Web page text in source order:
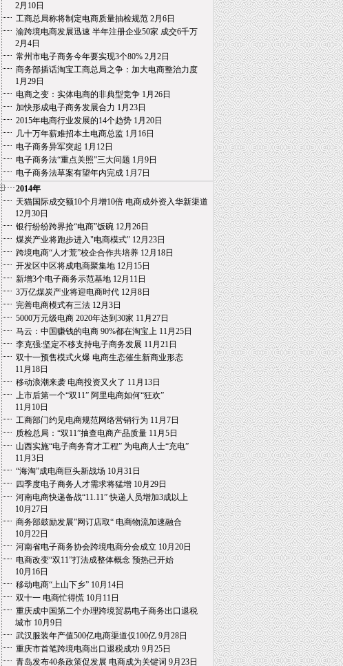
2月10日
工商总局称将制定电商质量抽检规范 2月6日
渝跨境电商发展迅速 半年注册企业50家 成交6千万
2月4日
常州市电子商务今年要实现3个80% 2月2日
商务部插话淘宝工商总局之争：加大电商整治力度
1月29日
电商之变：实体电商的非典型竞争 1月26日
加快形成电子商务发展合力 1月23日
2015年电商行业发展的14个趋势 1月20日
几十万年薪难招本土电商总监 1月16日
电子商务异军突起 1月12日
电子商务法“重点关照”三大问题 1月9日
电子商务法草案有望年内完成 1月7日
2014年
天猫国际成交额10个月增10倍 电商成外资入华新渠道
12月30日
银行纷纷跨界抢“电商”饭碗 12月26日
煤炭产业将跑步进入"电商模式" 12月23日
跨境电商“人才荒”校企合作共培养 12月18日
开发区中区将成电商聚集地 12月15日
新增3个电子商务示范基地 12月11日
3万亿煤炭产业将迎电商时代 12月8日
完善电商模式有三法 12月3日
5000万元级电商 2020年达到30家 11月27日
马云：中国赚钱的电商 90%都在淘宝上 11月25日
李克强:坚定不移支持电子商务发展 11月21日
双十一预售模式火爆 电商生态催生新商业形态
11月18日
移动浪潮来袭 电商投资又火了 11月13日
上市后第一个“双11” 阿里电商如何“狂欢”
11月10日
工商部门约见电商规范网络营销行为 11月7日
质检总局：“双11”抽查电商产品质量 11月5日
山西实施“电子商务育才工程” 为电商人士“充电”
11月3日
“海淘”成电商巨头新战场 10月31日
四季度电子商务人才需求将猛增 10月29日
河南电商快递备战“11.11” 快递人员增加3成以上
10月27日
商务部鼓励发展”网订店取“ 电商物流加速融合
10月22日
河南省电子商务协会跨境电商分会成立 10月20日
电商改变“双11”打法成整体概念 预热已开始
10月16日
移动电商“上山下乡” 10月14日
双十一 电商忙得慌 10月11日
重庆成中国第二个办理跨境贸易电子商务出口退税
城市 10月9日
武汉服装年产值500亿电商渠道仅100亿 9月28日
重庆市首笔跨境电商出口退税成功 9月25日
青岛发布40条政策促发展 电商成为关键词 9月23日